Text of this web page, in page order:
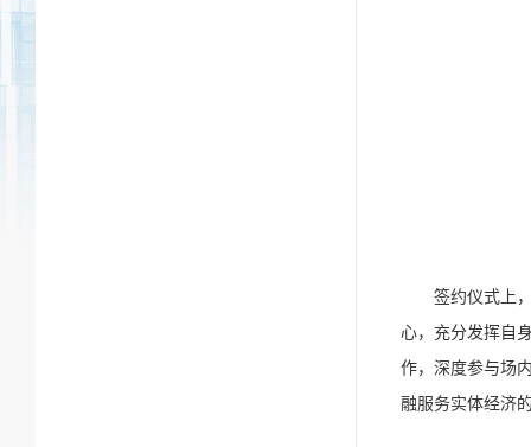
签约仪式上
心，充分发挥自
作，深度参与场
融服务实体经济